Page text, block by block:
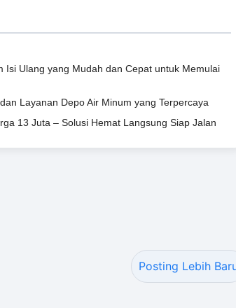
Isi Ulang yang Mudah dan Cepat untuk Memulai
Layanan Depo Air Minum yang Terpercaya
13 Juta – Solusi Hemat Langsung Siap Jalan
Posting Lebih